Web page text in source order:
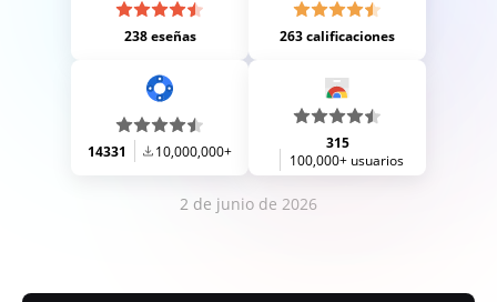
238 eseñas 263 calificaciones
14331 10,000,000+
315
100,000+ usuarios
2 de junio de 2026